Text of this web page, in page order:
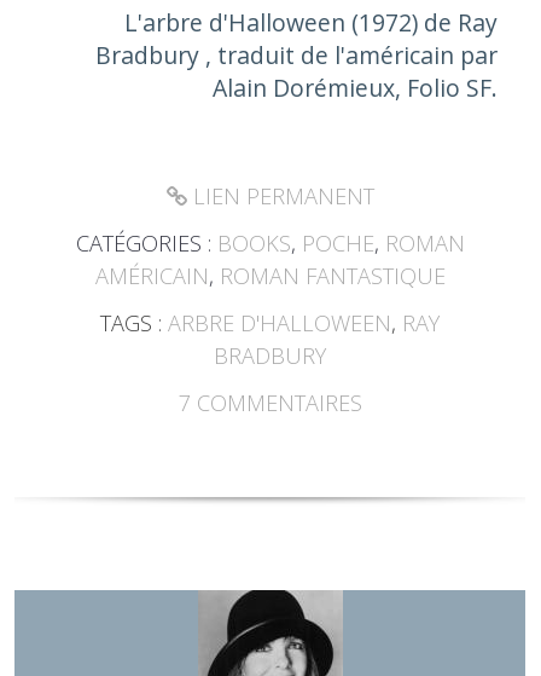
L'arbre d'Halloween (1972) de Ray
Bradbury , traduit de l'américain par
Alain Dorémieux, Folio SF.
LIEN PERMANENT
CATÉGORIES : BOOKS, POCHE, ROMAN
AMÉRICAIN, ROMAN FANTASTIQUE
TAGS :ARBRE D'HALLOWEEN, RAY
BRADBURY
7 COMMENTAIRES